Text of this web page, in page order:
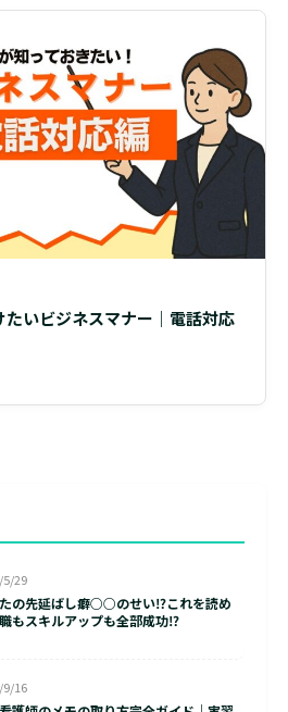
いビジネスマナー｜電話対応
5/29
の先延ばし癖○○のせい⁉これを読め
もスキルアップも全部成功⁉
9/16